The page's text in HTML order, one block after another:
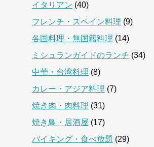
イタリアン (40)
フレンチ・スペイン料理 (9)
各国料理・無国籍料理 (14)
ミシュランガイドのランチ (34)
中華・台湾料理 (8)
カレー・アジア料理 (7)
焼き肉・肉料理 (31)
焼き鳥・居酒屋 (17)
バイキング・食べ放題 (29)